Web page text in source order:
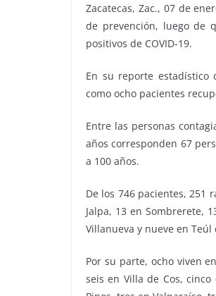
Zacatecas, Zac., 07 de
de prevención, luego de
positivos de COVID-19.
En su reporte
como ocho pacientes
Entre las personas
años corresponden 67
a 100 años.
De los 746 pacientes, 251
Jalpa, 13 en Sombrerete,
Villanueva y nueve en Teúl
Por su parte, ocho viven
seis en Villa de Cos,